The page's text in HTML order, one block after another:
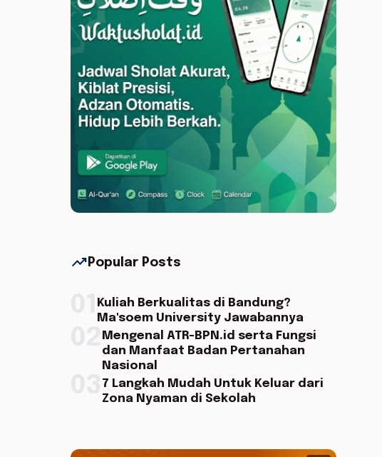
trending_up Popular Posts
Kuliah Berkualitas di Bandung?
Ma'soem University Jawabannya
Mengenal ATR-BPN.id serta Fungsi
dan Manfaat Badan Pertanahan
Nasional
7 Langkah Mudah Untuk Keluar dari
Zona Nyaman di Sekolah